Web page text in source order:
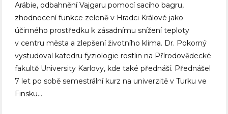
Arábie, odbahnění Vajgaru pomocí sacího bagru,
zhodnocení funkce zeleně v Hradci Králové jako
účinného prostředku k zásadnímu snížení teploty
v centru města a zlepšení životního klima. Dr. Pokorný
vystudoval katedru fyziologie rostlin na Přírodovědecké
fakultě University Karlovy, kde také přednáší. Přednášel
7 let po sobě semestrální kurz na univerzitě v Turku ve
Finsku…